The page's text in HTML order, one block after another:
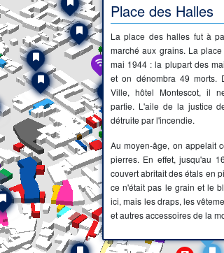
Place des Halles
La place des halles fut à
marché aux grains. La
mai 1944 : la plupart des
et on dénombra 49 morts.
Ville, hôtel Montescot, il
partie. L'aile de la justice
détruite par l'incendie.
Au moyen-âge, on appelait
pierres. En effet, jusqu'au
couvert abritait des étals en
ce n'était pas le grain et le
ici, mais les draps, les
et autres accessoires de la